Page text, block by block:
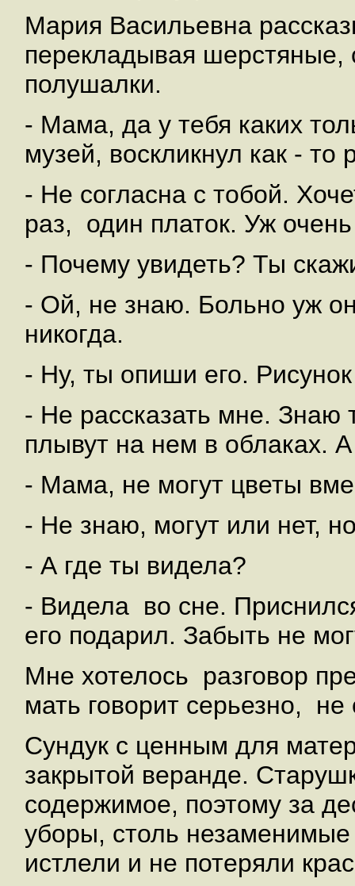
Мария Васильевна
перекладывая шерстяные,
полушалки.
- Мама, да у тебя каких
музей, воскликнул как - то
- Не согласна с тобой.
раз, один платок. Уж
- Почему увидеть? Ты
- Ой, не знаю. Больно уж
никогда.
- Ну, ты опиши его.
- Не рассказать мне. Знаю
плывут на нем в облаках.
- Мама, не могут цветы
- Не знаю, могут или нет,
- А где ты видела?
- Видела во сне.
его подарил. Забыть не
Мне хотелось разговор
мать говорит серьезно, не
Сундук с ценным для
закрытой веранде.
содержимое, поэтому за
уборы, столь
истлели и не потеряли